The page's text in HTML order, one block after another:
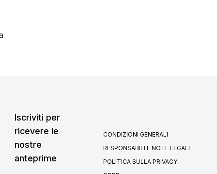
Iscriviti per
ricevere le
nostre
anteprime
CONDIZIONI GENERALI
RESPONSABILI E NOTE LEGALI
POLITICA SULLA PRIVACY